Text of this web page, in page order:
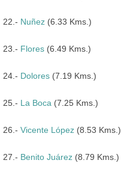
22.- Nuñez (6.33 Kms.)
23.- Flores (6.49 Kms.)
24.- Dolores (7.19 Kms.)
25.- La Boca (7.25 Kms.)
26.- Vicente López (8.53 Kms.)
27.- Benito Juárez (8.79 Kms.)